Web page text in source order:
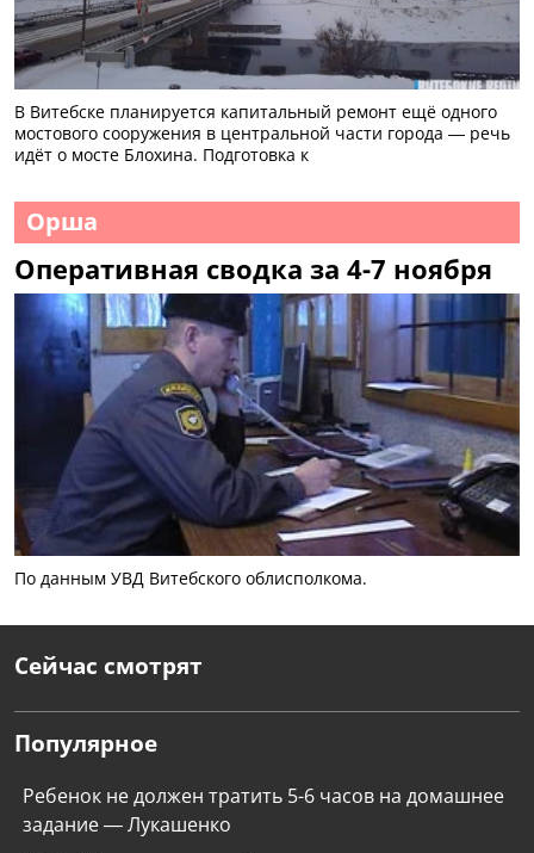
В Витебске планируется капитальный ремонт ещё одного
мостового сооружения в центральной части города — речь
идёт о мосте Блохина. Подготовка к
Орша
Оперативная сводка за 4-7 ноября
По данным УВД Витебского облисполкома.
Сейчас смотрят
Популярное
Ребенок не должен тратить 5-6 часов на домашнее
задание — Лукашенко